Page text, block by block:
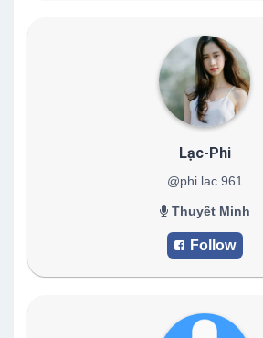
Lạc-Phi
@phi.lac.961
Thuyết Minh
Follow